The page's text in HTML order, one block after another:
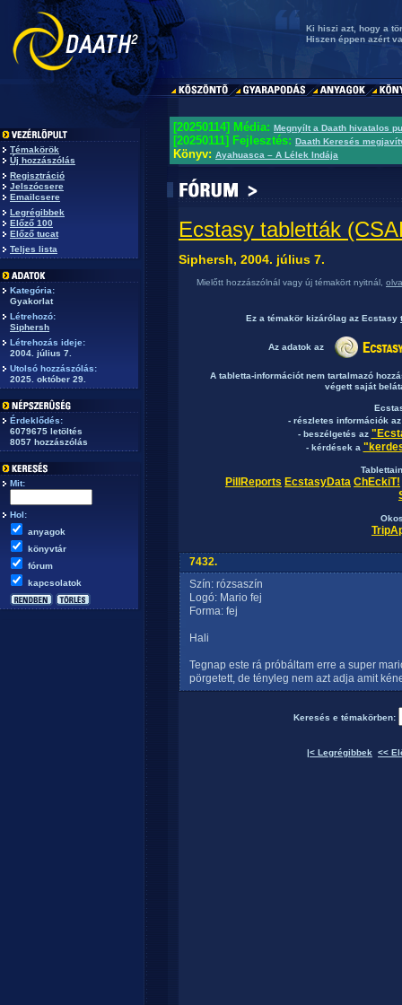
Ki hiszi azt, hogy a
Hiszen éppen azért
Témakörök
Új hozzászólás
Regisztráció
Jelszócsere
Emailcsere
Legrégibbek
Előző 100
Előző tucat
Teljes lista
Kategória:
Gyakorlat
Létrehozó:
Siphersh
Létrehozás ideje:
2004. július 7.
Utolsó hozzászólás:
2025. október 29.
Érdeklődés:
6079675 letöltés
8057 hozzászólás
Mit:
Hol:
anyagok
könyvtár
fórum
kapcsolatok
[20250114] Média: Megnyílt a Daath hivatalos
[20250111] Fejlesztés: Daath Keresés
Könyv: Ayahuasca – A Lélek Indája
Ecstasy tabletták
Siphersh, 2004. július 7.
Mielőtt hozzászólnál vagy új témakört nyitnál,
Ez a témakör kizárólag az Ecstasy
Az adatok az
A tabletta-információt nem tartalmazó
végett saját
- részletes információk
- beszélgetés az
- kérdések a
PillReports EcstasyData ChEckiT!
7432.
Szín: rózsaszín
Logó: Mario fej
Forma: fej
Hali
Tegnap este rá próbáltam erre a super
pörgetett, de tényleg nem azt adja amit
Keresés e témakörben:
|< Legrégibbek <<